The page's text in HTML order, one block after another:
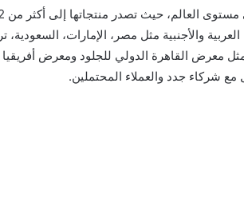
والأجنبية مثل مصر، الإمارات، السعودية،
معرض القاهرة الدولي للجلود ومعرض
شركاء جدد والعملاء المحتملين.